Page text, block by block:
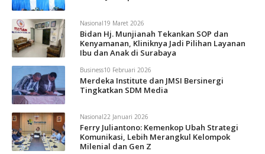
Nasional19 Maret 2026
Bidan Hj. Munjianah Tekankan SOP dan
Kenyamanan, Kliniknya Jadi Pilihan Layanan
Ibu dan Anak di Surabaya
Business10 Februari 2026
Merdeka Institute dan JMSI Bersinergi
Tingkatkan SDM Media
Nasional22 Januari 2026
Ferry Juliantono: Kemenkop Ubah Strategi
Komunikasi, Lebih Merangkul Kelompok
Milenial dan Gen Z